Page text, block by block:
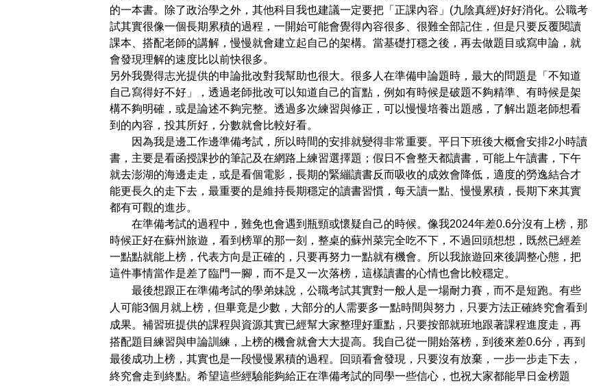
的一本書。除了政治學之外，其他科目我也建議一定要把「正課內容」(九陰真經)好好消化。公職考
試其實很像一個長期累積的過程，一開始可能會覺得內容很多、很難全部記住，但是只要反覆閱讀
課本、搭配老師的講解，慢慢就會建立起自己的架構。當基礎打穩之後，再去做題目或寫申論，就
會發現理解的速度比以前快很多。
另外我覺得志光提供的申論批改對我幫助也很大。很多人在準備申論題時，最大的問題是「不知道
自己寫得好不好」，透過老師批改可以知道自己的盲點，例如有時候是破題不夠精準、有時候是架
構不夠明確，或是論述不夠完整。透過多次練習與修正，可以慢慢培養出題感，了解出題老師想看
到的內容，投其所好，分數就會比較好看。
因為我是邊工作邊準備考試，所以時間的安排就變得非常重要。平日下班後大概會安排2小時讀
書，主要是看函授課抄的筆記及在網路上練習選擇題；假日不會整天都讀書，可能上午讀書，下午
就去澎湖的海邊走走，或是看個電影，長期的緊繃讀書反而吸收的成效會降低，適度的勞逸結合才
能更長久的走下去，最重要的是維持長期穩定的讀書習慣，每天讀一點、慢慢累積，長期下來其實
都有可觀的進步。
在準備考試的過程中，難免也會遇到瓶頸或懷疑自己的時候。像我2024年差0.6分沒有上榜，那
時候正好在蘇州旅遊，看到榜單的那一刻，整桌的蘇州菜完全吃不下，不過回頭想想，既然已經差
一點點就能上榜，代表方向是正確的，只要再努力一點就有機會。所以我旅遊回來後調整心態，把
這件事情當作是差了臨門一腳，而不是又一次落榜，這樣讀書的心情也會比較穩定。
最後想跟正在準備考試的學弟妹說，公職考試其實對一般人是一場耐力賽，而不是短跑。有些
人可能3個月就上榜，但畢竟是少數，大部分的人需要多一點時間與努力，只要方法正確終究會看到
成果。補習班提供的課程與資源其實已經幫大家整理好重點，只要按部就班地跟著課程進度走，再
搭配題目練習與申論訓練，上榜的機會就會大大提高。我自己從一開始落榜，到後來差0.6分，再到
最後成功上榜，其實也是一段慢慢累積的過程。回頭看會發現，只要沒有放棄，一步一步走下去，
終究會走到終點。希望這些經驗能夠給正在準備考試的同學一些信心，也祝大家都能早日金榜題